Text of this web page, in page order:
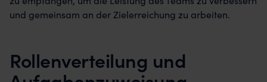
und gemeinsam an der Zielerreichung zu arbeiten.
Rollenverteilung und